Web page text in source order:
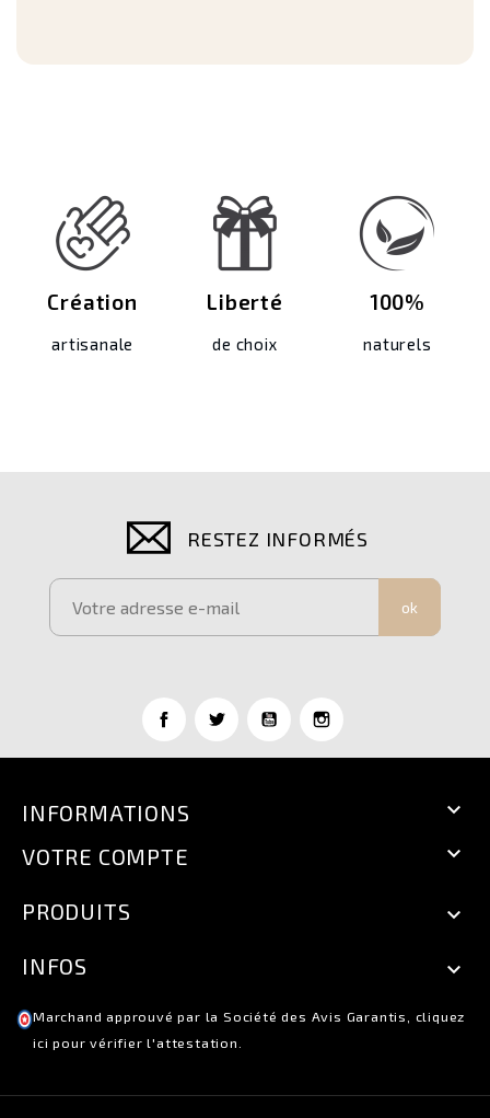
Création
artisanale
Liberté
de choix
100%
naturels
RESTEZ INFORMÉS
ok
INFORMATIONS

VOTRE COMPTE

PRODUITS

INFOS

Marchand approuvé par la Société des Avis Garantis, cliquez
ici pour vérifier l'attestation .